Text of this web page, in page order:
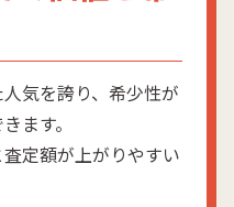
気を誇り、希少性が
ます。
定額が上がりやすい